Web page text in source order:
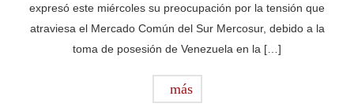
expresó este miércoles su preocupación por la tensión que
atraviesa el Mercado Común del Sur Mercosur, debido a la
toma de posesión de Venezuela en la […]
más